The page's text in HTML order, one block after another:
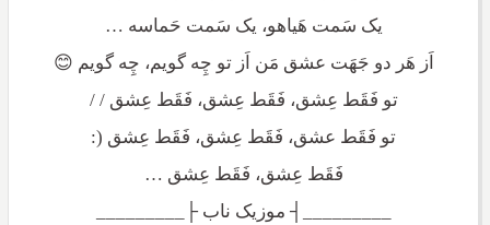
یک سَمت هَیاهو، یک سَمت حَماسه …
اَز هَر دو جَهَت عشق مَن اَز تو چِه گویم، چِه گویم 😊
تو فَقَط عِشق، فَقَط عِشق، فَقَط عِشق / /
تو فَقَط عشق، فَقَط عِشق، فَقَط عِشق (:
فَقَط عِشق، فَقَط عِشق …
_________┤ موزیک ناب ├_________